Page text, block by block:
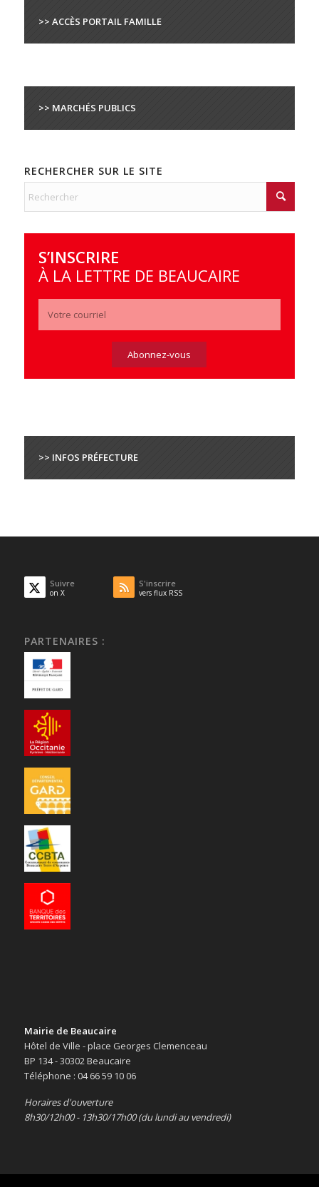
>> ACCÈS PORTAIL FAMILLE
>> MARCHÉS PUBLICS
RECHERCHER SUR LE SITE
S’INSCRIRE
À LA LETTRE DE BEAUCAIRE
>> INFOS PRÉFECTURE
Suivre
on X
S'inscrire
vers flux RSS
PARTENAIRES :
Mairie de Beaucaire
Hôtel de Ville - place Georges Clemenceau
BP 134 - 30302 Beaucaire
Téléphone : 04 66 59 10 06
Horaires d'ouverture
8h30/12h00 - 13h30/17h00 (du lundi au vendredi)